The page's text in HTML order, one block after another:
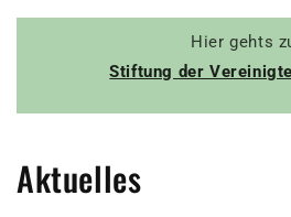
Hier gehts
Stiftung der
Aktuelles